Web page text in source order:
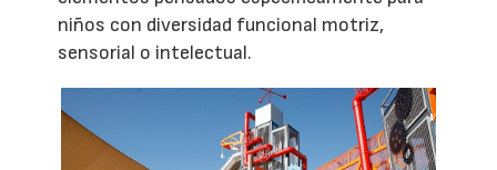
niños con diversidad funcional motriz,
sensorial o intelectual.